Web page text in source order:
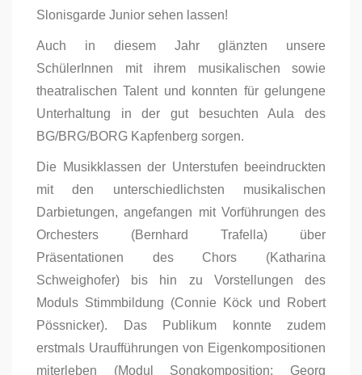
Slonisgarde Junior sehen lassen!
Auch in diesem Jahr glänzten unsere
SchülerInnen mit ihrem musikalischen sowie
theatralischen Talent und konnten für gelungene
Unterhaltung in der gut besuchten Aula des
BG/BRG/BORG Kapfenberg sorgen.
Die Musikklassen der Unterstufen beeindruckten
mit den unterschiedlichsten musikalischen
Darbietungen, angefangen mit Vorführungen des
Orchesters (Bernhard Trafella) über
Präsentationen des Chors (Katharina
Schweighofer) bis hin zu Vorstellungen des
Moduls Stimmbildung (Connie Köck und Robert
Pössnicker). Das Publikum konnte zudem
erstmals Uraufführungen von Eigenkompositionen
miterleben (Modul Songkomposition; Georg